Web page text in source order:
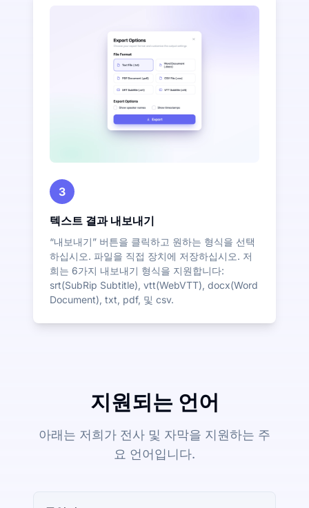
3
텍스트 결과 내보내기
“내보내기” 버튼을 클릭하고 원하는 형식을 선택
하십시오. 파일을 직접 장치에 저장하십시오. 저
희는 6가지 내보내기 형식을 지원합니다:
srt(SubRip Subtitle), vtt(WebVTT), docx(Word
Document), txt, pdf, 및 csv.
지원되는 언어
아래는 저희가 전사 및 자막을 지원하는 주
요 언어입니다.